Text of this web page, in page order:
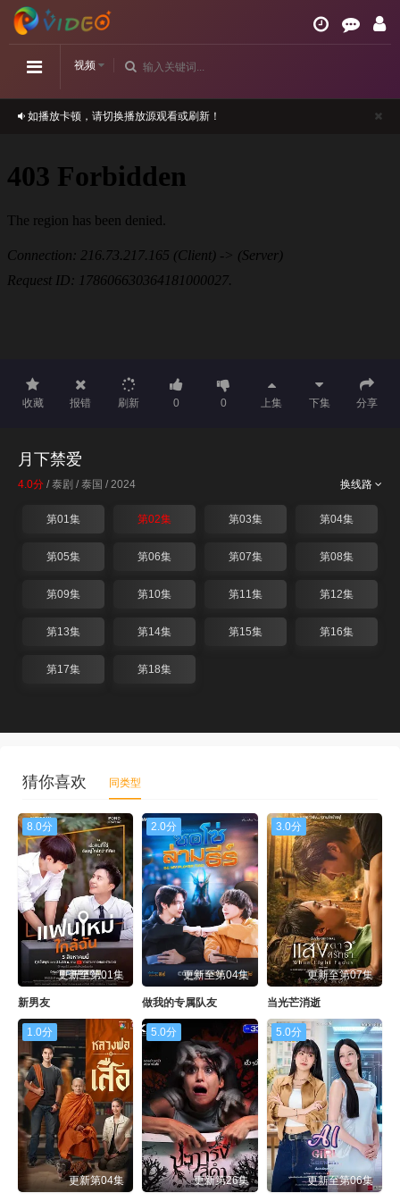
视频
如播放卡顿，请切换播放源观看或刷新！
请勿相信视频中的任何广告
收藏 报错 刷新 0 0 上集 下集 分享
月下禁爱
换线路
4.0分 / 泰剧 / 泰国 / 2024
第01集 第02集 第03集 第04集
第05集 第06集 第07集 第08集
第09集 第10集 第11集 第12集
第13集 第14集 第15集 第16集
第17集 第18集
猜你喜欢 同类型
8.0分
更新至第01集
新男友
2.0分
更新至第04集
做我的专属队友
3.0分
更新至第07集
当光芒消逝
1.0分
更新第04集
5.0分
更新第26集
5.0分
更新至第06集